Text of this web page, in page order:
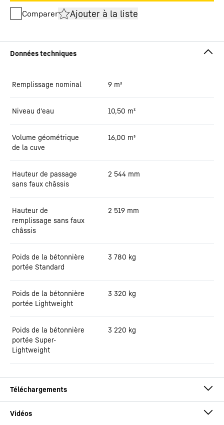
Comparer Ajouter à la liste
Remplissage nominal 9 m³
Niveau d'eau 10,50 m³
Volume géométrique
de la cuve
16,00 m³
Hauteur de passage
sans faux châssis
2 544 mm
Hauteur de
remplissage sans faux
châssis
2 519 mm
Poids de la bétonnière
portée Standard
3 780 kg
Poids de la bétonnière
portée Lightweight
3 320 kg
Poids de la bétonnière
portée Super-
Lightweight
3 220 kg